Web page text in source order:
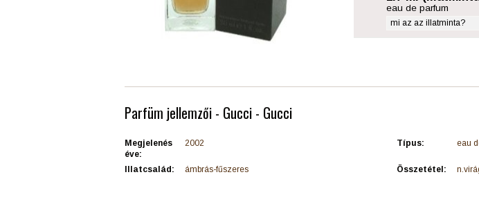
eau de parfum
mi az az illatminta?
Parfüm jellemzői - Gucci - Gucci
Megjelenés
éve:
2002 Típus: eau
Illatcsalád: ámbrás-fűszeres Összetétel: